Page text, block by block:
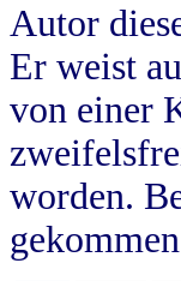
Autor
Er weist
von einer
worden.